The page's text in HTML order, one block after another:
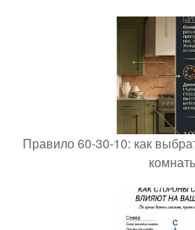
Правило 60-30-10: как